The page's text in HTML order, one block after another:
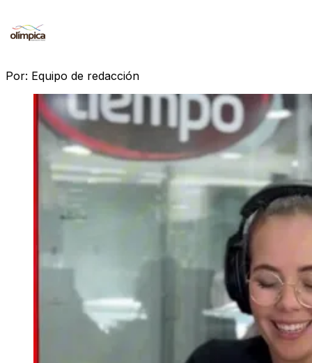
Por: Equipo de redacción